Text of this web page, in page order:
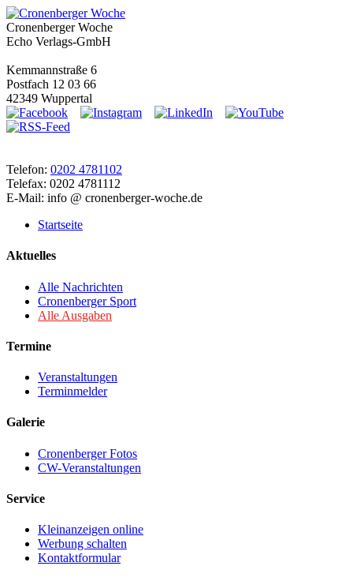
Cronenberger Woche
Echo Verlags-GmbH
Kemmannstraße 6
Postfach 12 03 66
42349 Wuppertal
Telefon: 0202 4781102
Telefax: 0202 4781112
E-Mail: info @ cronenberger-woche.de
Startseite
Aktuelles
Alle Nachrichten
Cronenberger Sport
Alle Ausgaben
Termine
Veranstaltungen
Terminmelder
Galerie
Cronenberger Fotos
CW-Veranstaltungen
Service
Kleinanzeigen online
Werbung schalten
Kontaktformular